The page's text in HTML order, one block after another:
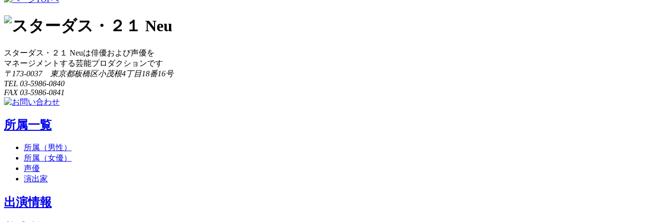
稿
ナ
ゲ
ー
シ
ョ
ン
スターダス・２１ Neuは俳優および声優を
マネージメントする芸能プロダクションです
〒173-0037 東京都板橋区小茂根4丁目18番16号
TEL 03-5986-0840
FAX 03-5986-0841
所属一覧
所属（男性）
所属（女優）
声優
演出家
出演情報